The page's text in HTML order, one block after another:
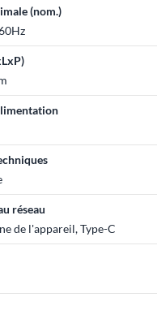
(nom.)
réseau
de l'appareil, Type-C